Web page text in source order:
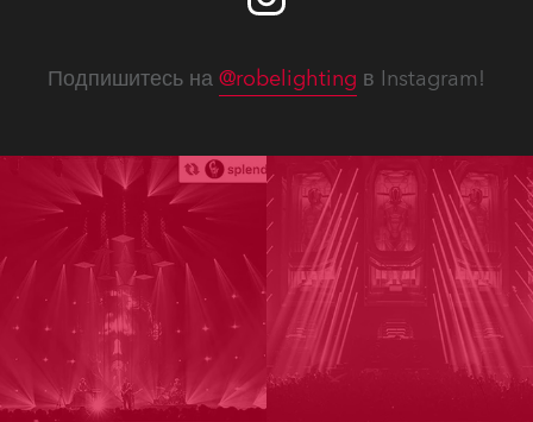
Подпишитесь на @robelighting в Instagram!